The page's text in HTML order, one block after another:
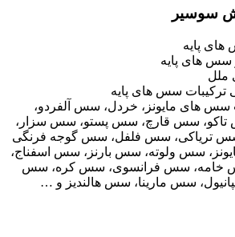
سوسیر
پایه
سس های پایه
ترکیبات سس های پایه
های مایونز، خردل، سس آلفردو،
سس قارچ، سس پستو، سس سزار،
تریاکی، سس فلفل، سس گوجه فرنگی
سس ولوته، سس بارنز، سس اسفناج،
خامه، سس فرانسوی، سس کره، سس
سس مارینا، سس هالندیز و …